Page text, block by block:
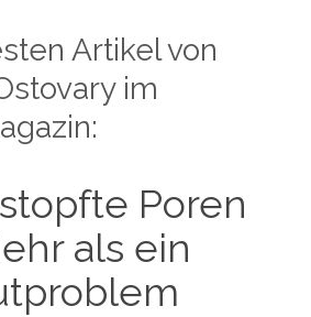
Artikel von
im
Poren
als ein